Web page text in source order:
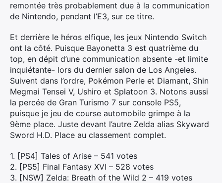
remontée très probablement due à la communication
de Nintendo, pendant l’E3, sur ce titre.
Et derrière le héros elfique, les jeux Nintendo Switch
ont la côté. Puisque Bayonetta 3 est quatrième du
top, en dépit d’une communication absente -et limite
inquiétante- lors du dernier salon de Los Angeles.
Suivent dans l’ordre, Pokémon Perle et Diamant, Shin
Megmai Tensei V, Ushiro et Splatoon 3. Notons aussi
la percée de Gran Turismo 7 sur console PS5,
puisque je jeu de course automobile grimpe à la
9ème place. Juste devant l’autre Zelda alias Skyward
Sword H.D. Place au classement complet.
1. [PS4] Tales of Arise – 541 votes
2. [PS5] Final Fantasy XVI – 528 votes
3. [NSW] Zelda: Breath of the Wild 2 – 419 votes